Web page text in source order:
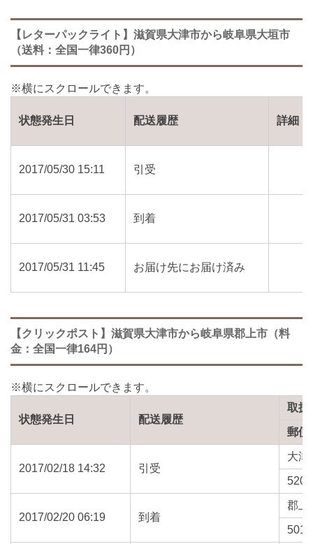
【レターパックライト】滋賀県大津市から岐阜県大垣市
（送料：全国一律360円）
状態発生日 配送履歴 詳細
2017/05/30 15:11 引受
2017/05/31 03:53 到着
2017/05/31 11:45 お届け先にお届け済み
【クリックポスト】滋賀県大津市から岐阜県郡上市（料
金：全国一律164円）
状態発生日 配送履歴
取扱
郵便
2017/02/18 14:32 引受
大津
520-
2017/02/20 06:19 到着
郡上
501-